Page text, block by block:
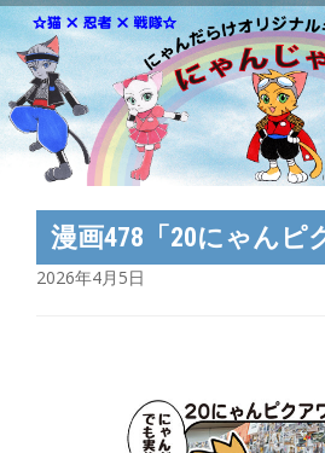
漫画478「20にゃんピ
2026年4月5日